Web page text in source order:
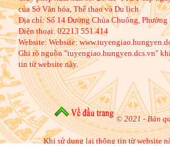
của Sở Văn hóa, Thể thao và Du lịch
Địa chỉ:Số 14 Đường Chùa Chuông,
Điện thoại:02213 551.414
Website:Website:
Ghi rõ nguồn "tuyengiao.hungyen.dcs.vn"
tin từ website này.
© 2021 - Bản
Khi sử dụng lại thông tin từ website